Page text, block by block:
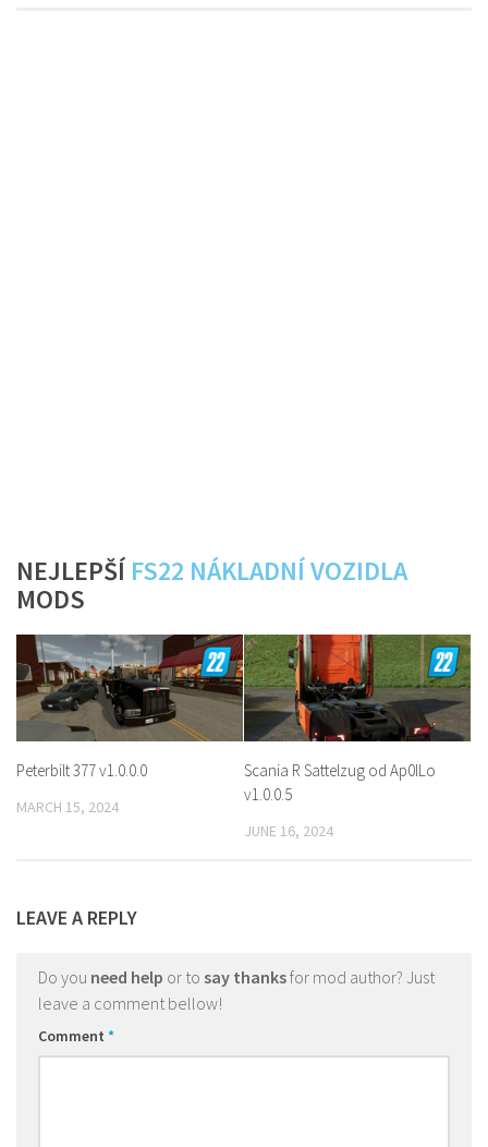
NEJLEPŠÍ FS22 NÁKLADNÍ VOZIDLA
MODS
Peterbilt 377 v1.0.0.0
MARCH 15, 2024
Scania R Sattelzug od Ap0lLo
v1.0.0.5
JUNE 16, 2024
LEAVE A REPLY
Do you need help or to say thanksfor mod author? Just
leave a comment bellow!
Comment *